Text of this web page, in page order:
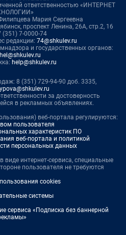
ответственностью «ИНТЕРНЕТ
Мария Сергеевна
проспект Ленина, 26А, стр.2, 16
(351) 7-0000-74
редакции: 74@shkulev.ru
и государственных органов:
help@shkulev.ru
8 (351) 729-94-90 доб. 3335,
за достоверность
в рекламных объявлениях.
веб-портала регулируются:
пользователя
характеристик ПО
веб-портала и политикой
персональных данных
виде интернет-сервиса, специальные
пользователя не требуются
cookies
системы
сервиса «Подписка без баннерной